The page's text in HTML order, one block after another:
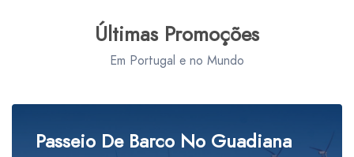
Últimas Promoções
Em Portugal e no Mundo
Passeio De Barco No Guadiana